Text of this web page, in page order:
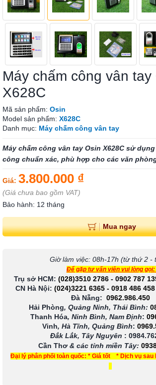
Máy chấm công vân tay
X628C
Mã sản phẩm: Osin
Model sản phẩm: X628C
Danh mục: Máy chấm công vân tay
Máy chấm công vân tay Osin X628C sử
công chuẩn xác, phù hợp cho các văn
Giá: 3.800.000 ₫
(Giá chưa bao gồm VAT)
Bảo hành: 12 tháng
Mua ngay
Giờ làm việc: 08h-17h (từ thứ 2 -
Để gặp tư vấn viên vui lòng gọi:
Trụ sở HCM: (028)3510 2786 - 0902 787
CN Hà Nội: (024)3221 6365 - 0918 486 458
Đà Nẵng: 0962.986.450
Hải Phòng, Quảng Ninh, Thái Bình:
Thanh Hóa, Ninh Bình, Nam Định:
Vinh, Hà Tĩnh, Quảng Bình:
Đắk Lắk, Tây Nguyên :
Cần Thơ & các tỉnh miền Tây:
Đại lý phân phối toàn quốc: * Giá tốt * Dịch vụ sau